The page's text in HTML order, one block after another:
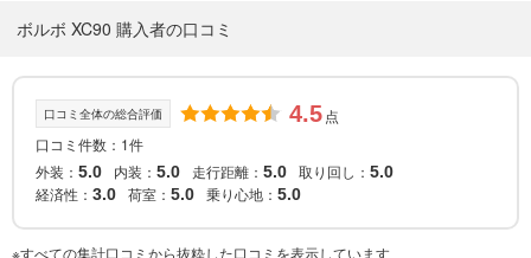
ボルボ XC90 購入者の口コミ
口コミ全体の総合評価 4.5 点
口コミ件数：1件
外装： 5.0 内装： 5.0 走行距離： 5.0 取り回し： 5.0
経済性： 3.0 荷室： 5.0 乗り心地： 5.0
※すべての集計口コミから抜粋した口コミを表示しています